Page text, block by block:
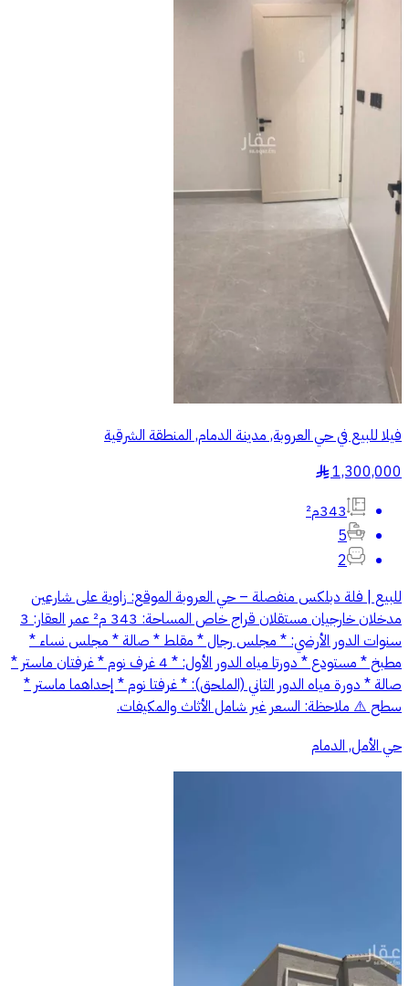
فيلا للبيع في حي العروبة, مدينة الدمام, المنطقة الشرقية
1,300,000
§
343م²
5
2
للبيع | فلة دبلكس منفصلة – حي العروبة الموقع: زاوية على شارعين
مدخلان خارجيان مستقلان قراج خاص المساحة: 343 م² عمر العقار: 3
سنوات الدور الأرضي: * مجلس رجال * مقلط * صالة * مجلس نساء *
مطبخ * مستودع * دورتا مياه الدور الأول: * 4 غرف نوم * غرفتان ماستر *
صالة * دورة مياه الدور الثاني (الملحق): * غرفتا نوم * إحداهما ماستر *
سطح ⚠️ ملاحظة: السعر غير شامل الأثاث والمكيفات.
حي الأمل, الدمام